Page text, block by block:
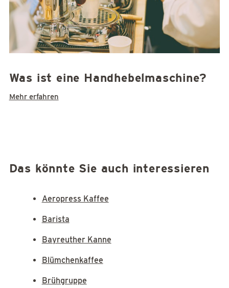
Was ist eine Handhebelmaschine?
Mehr erfahren
Das könnte Sie auch interessieren
Aeropress Kaffee
Barista
Bayreuther Kanne
Blümchenkaffee
Brühgruppe